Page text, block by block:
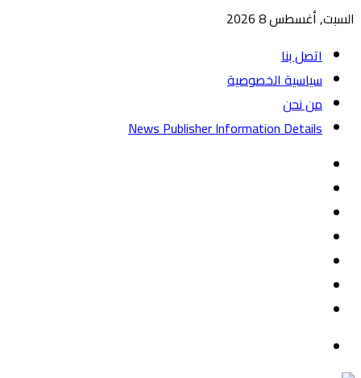
السبت, أغسطس 8 2026
اتصل بنا
سياسية الخصوصية
من نحن
News Publisher Information Details